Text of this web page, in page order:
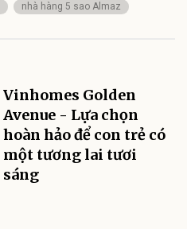
nhà hàng 5 sao Almaz
Vinhomes Golden
Avenue - Lựa chọn
hoàn hảo để con trẻ có
một tương lai tươi
sáng